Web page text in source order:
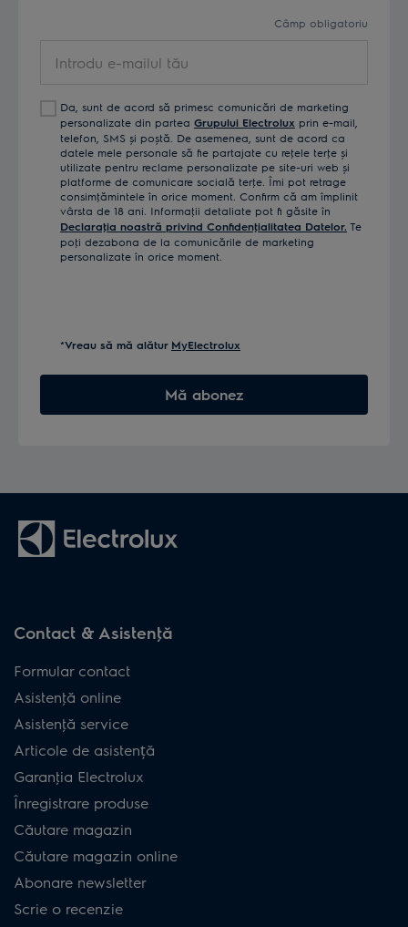
Câmp obligatoriu
tău Da, sunt de acord să primesc comunicări de marketing
personalizate din partea Grupului Electrolux prin e-mail,
telefon, SMS și poștă. De asemenea, sunt de acord ca
datele mele personale să fie partajate cu reţele terţe și
utilizate pentru reclame personalizate pe site-uri web și
platforme de comunicare socială terţe. Îmi pot retrage
consimţămintele în orice moment. Confirm că am împlinit
vârsta de 18 ani. Informaţii detaliate pot fi găsite în
Declaraţia noastră privind Confidenţialitatea Datelor. Te
poţi dezabona de la comunicările de marketing
personalizate în orice moment.
*Vreau să mă alătur MyElectrolux
Mă abonez
Contact & Asistenţă
Formular contact
Asistenţă online
Asistenţă service
Articole de asistență
Garanţia Electrolux
Înregistrare produse
Căutare magazin
Căutare magazin online
Abonare newsletter
Scrie o recenzie